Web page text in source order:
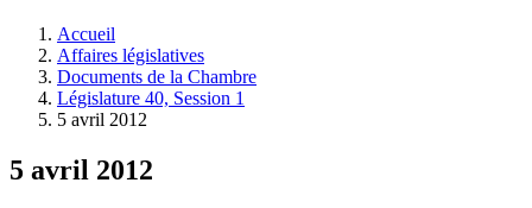
législative.
Accueil
Affaires législatives
Documents de la Chambre
Législature 40, Session 1
5 avril 2012
5 avril 2012